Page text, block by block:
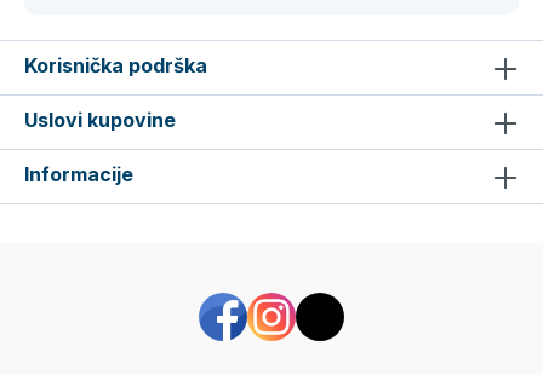
Korisnička podrška
Uslovi kupovine
Informacije